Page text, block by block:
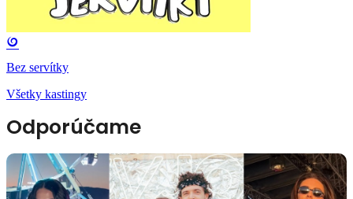
Bez servítky
Všetky kastingy
Odporúčame